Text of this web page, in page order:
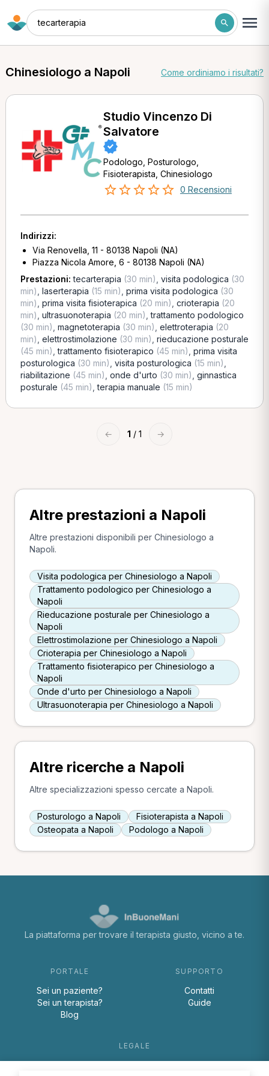
tecarterapia
Chinesiologo a Napoli Come ordiniamo i risultati?
Studio Vincenzo Di
Salvatore
Podologo, Posturologo,
Fisioterapista, Chinesiologo
0 Recensioni
Indirizzi:
Via Renovella, 11 - 80138 Napoli (NA)
Piazza Nicola Amore, 6 - 80138 Napoli (NA)
Prestazioni:tecarterapia (30 min) visita podologica (30
min) laserterapia (15 min) prima visita podologica (30
min) prima visita fisioterapica (20 min) crioterapia (20
min) ultrasuonoterapia (20 min) ,trattamento podologico
(30 min) magnetoterapia (30 min) elettroterapia (20
min) elettrostimolazione (30 min) rieducazione posturale
(45 min) ,trattamento fisioterapico (45 min) prima visita
posturologica (30 min) visita posturologica (15 min)
riabilitazione (45 min) onde d'urto (30 min) ginnastica
posturale (45 min) ,terapia manuale (15 min)
← 1 / 1 →
Altre prestazioni a Napoli
Altre prestazioni disponibili per Chinesiologo a
Napoli.
Visita podologica per Chinesiologo a Napoli
Trattamento podologico per Chinesiologo a
Napoli
Rieducazione posturale per Chinesiologo a
Napoli
Elettrostimolazione per Chinesiologo a Napoli
Crioterapia per Chinesiologo a Napoli
Trattamento fisioterapico per Chinesiologo a
Napoli
Onde d'urto per Chinesiologo a Napoli
Ultrasuonoterapia per Chinesiologo a Napoli
Altre ricerche a Napoli
Altre specializzazioni spesso cercate a Napoli.
Posturologo a Napoli
Fisioterapista a Napoli
Osteopata a Napoli
Podologo a Napoli
La piattaforma per trovare il terapista giusto, vicino a te.
PORTALE
Sei un paziente?
Sei un terapista?
Blog
SUPPORTO
Contatti
Guide
LEGALE